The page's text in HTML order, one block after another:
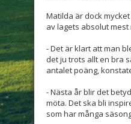
Matilda är dock
av lagets absolut
- Det är klart att man
det ju trots allt en bra
antalet poäng,
- Nästa år blir det
möta. Det ska bli
som har många